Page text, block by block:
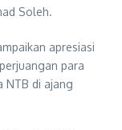
Soleh.
apresiasi
para
NTB di ajang